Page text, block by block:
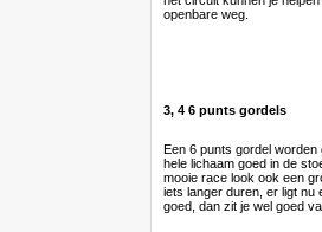
openbare weg.
3, 4 6 punts gordels
Een 6 punts gordel
hele lichaam goed in de
mooie race look ook een
iets langer duren, er ligt nu
goed, dan zit je wel goed